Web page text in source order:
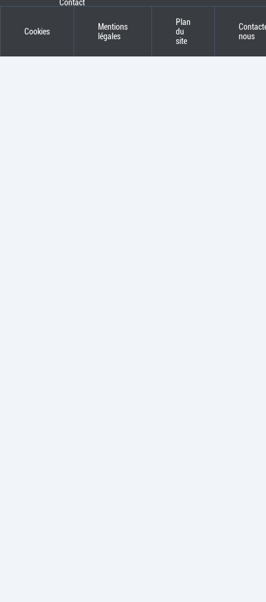
Contact
Cookies
Mentions
légales
Plan
du
site
nous